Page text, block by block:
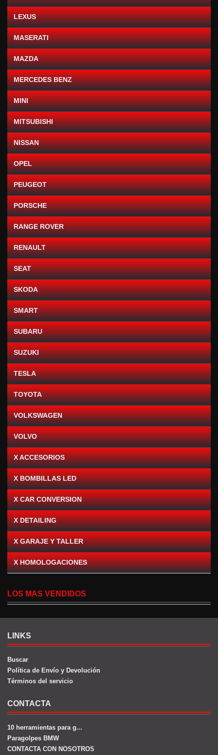
LEXUS
MASERATI
MAZDA
MERCEDES BENZ
MINI
MITSUBISHI
NISSAN
OPEL
PEUGEOT
PORSCHE
RANGE ROVER
RENAULT
SEAT
SKODA
SMART
SUBARU
SUZUKI
TESLA
TOYOTA
VOLKSWAGEN
VOLVO
X ACCESORIOS
X BOMBILLAS LED
X CAR CONVERSION
X DETAILING
X GARAJE Y TALLER
X HOMOLOGACIONES
LOS MAS VENDIDOS
LINKS
Buscar
Política de Envío y Devolución
Términos del servicio
CONTACTA
10 herramientas para g...
Paragolpes BMW
CONTACTA CON NOSOTROS